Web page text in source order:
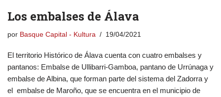
Los embalses de Álava
por Basque Capital - Kultura 19/04/2021
El territorio Histórico de Álava cuenta con cuatro embalses y
pantanos: Embalse de Ullibarri-Gamboa, pantano de Urrúnaga y
embalse de Albina, que forman parte del sistema del Zadorra y
el embalse de Maroño, que se encuentra en el municipio de